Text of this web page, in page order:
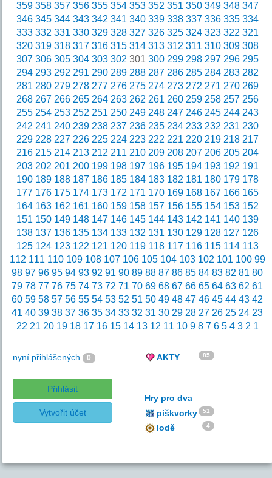
359 358 357 356 355 354 353 352 351 350 349 348 347
346 345 344 343 342 341 340 339 338 337 336 335 334
333 332 331 330 329 328 327 326 325 324 323 322 321
320 319 318 317 316 315 314 313 312 311 310 309 308
307 306 305 304 303 302 301 300 299 298 297 296 295
294 293 292 291 290 289 288 287 286 285 284 283 282
281 280 279 278 277 276 275 274 273 272 271 270 269
268 267 266 265 264 263 262 261 260 259 258 257 256
255 254 253 252 251 250 249 248 247 246 245 244 243
242 241 240 239 238 237 236 235 234 233 232 231 230
229 228 227 226 225 224 223 222 221 220 219 218 217
216 215 214 213 212 211 210 209 208 207 206 205 204
203 202 201 200 199 198 197 196 195 194 193 192 191
190 189 188 187 186 185 184 183 182 181 180 179 178
177 176 175 174 173 172 171 170 169 168 167 166 165
164 163 162 161 160 159 158 157 156 155 154 153 152
151 150 149 148 147 146 145 144 143 142 141 140 139
138 137 136 135 134 133 132 131 130 129 128 127 126
125 124 123 122 121 120 119 118 117 116 115 114 113
112 111 110 109 108 107 106 105 104 103 102 101 100 99
98 97 96 95 94 93 92 91 90 89 88 87 86 85 84 83 82 81 80
79 78 77 76 75 74 73 72 71 70 69 68 67 66 65 64 63 62 61
60 59 58 57 56 55 54 53 52 51 50 49 48 47 46 45 44 43 42
41 40 39 38 37 36 35 34 33 32 31 30 29 28 27 26 25 24 23
22 21 20 19 18 17 16 15 14 13 12 11 10 9 8 7 6 5 4 3 2 1
nyní přihlášených 0
Přihlásit
Vytvořit účet
AKTY 85
Hry pro dva
piškvorky
51
lodě 4